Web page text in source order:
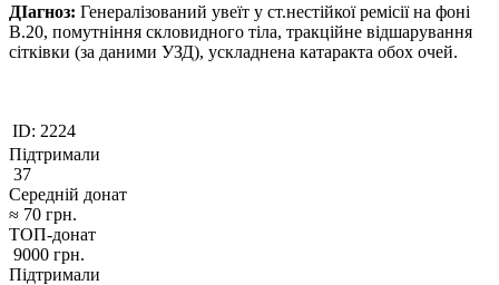
ДІагноз: Генералізований увеїт у ст.нестійкої ремісії на фоні
В.20, помутніння скловидного тіла, тракційне відшарування
сітківки (за даними УЗД), ускладнена катаракта обох очей.
ID: 2224
Підтримали
37
Середній донат
≈ 70 грн.
ТОП-донат
9000 грн.
Підтримали